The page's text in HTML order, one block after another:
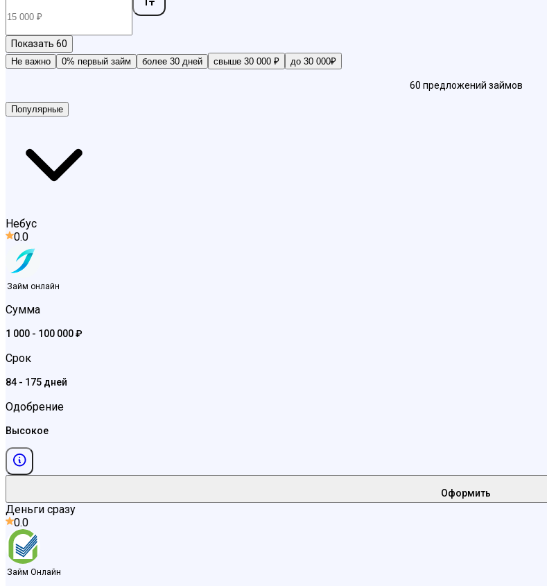
Показать 60
Не важно 0% первый займ более 30 дней свыше 30 000 ₽ до 30 000₽
60 предложений займов
Популярные
Небус
0.0
Займ онлайн
Сумма
1 000 - 100 000 ₽
Срок
84 - 175 дней
Одобрение
Высокое
Оформить
Деньги сразу
0.0
Займ Онлайн